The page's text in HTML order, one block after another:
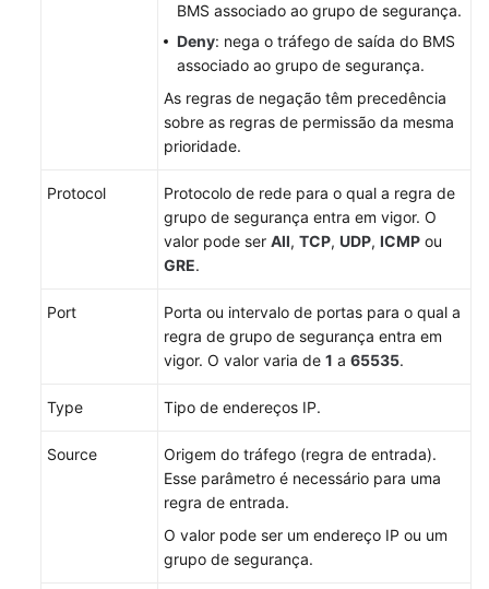
selecionado.
inglês.
BMS associado ao grupo de segurança.
Deny: nega o tráfego de saída do BMS
associado ao grupo de segurança.
As regras de negação têm precedência
sobre as regras de permissão da mesma
prioridade.
Protocol
Protocolo de rede para o qual a regra de
grupo de segurança entra em vigor. O
valor pode ser All, TCP, UDP, ICMP ou
GRE.
Port
Porta ou intervalo de portas para o qual a
regra de grupo de segurança entra em
vigor. O valor varia de 1 a 65535.
Type Tipo de endereços IP.
Source
Origem do tráfego (regra de entrada).
Esse parâmetro é necessário para uma
regra de entrada.
O valor pode ser um endereço IP ou um
grupo de segurança.